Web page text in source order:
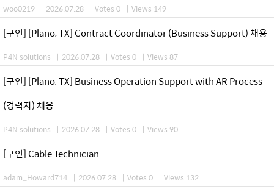
woo0219 | 2026.07.28 | Votes 0 | Views 149
[구인] [Plano, TX] Contract Coordinator (Business Support) 채용
P4N solutions | 2026.07.28 | Votes 0 | Views 87
[구인] [Plano, TX] Business Operation Support with AR Process
(경력자) 채용
P4N solutions | 2026.07.28 | Votes 0 | Views 90
[구인] Cable Technician
adam_Howard714 | 2026.07.28 | Votes 0 | Views 132